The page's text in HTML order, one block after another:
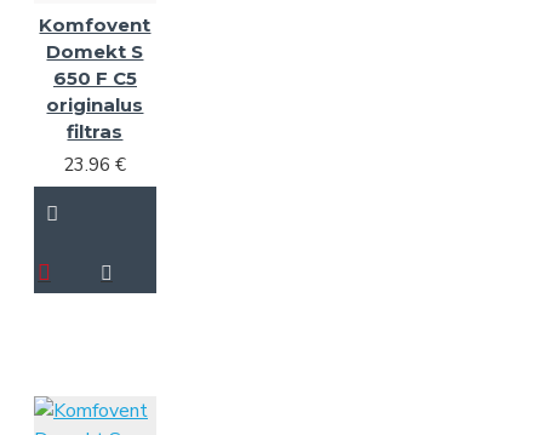
Komfovent
Domekt S
650 F C5
originalus
filtras
23.96 €